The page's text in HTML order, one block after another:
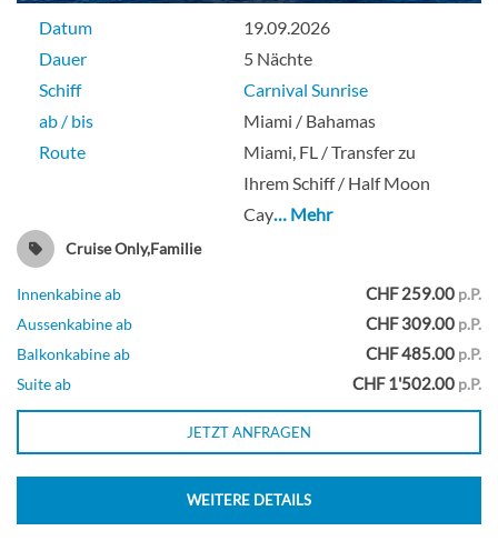
Datum
19.09.2026
Dauer
5 Nächte
Schiff
Carnival Sunrise
ab / bis
Miami / Bahamas
Route
Miami, FL / Transfer zu
Ihrem Schiff / Half Moon
Cay… Mehr
Cruise Only,Familie
Innenkabine ab CHF 259.00 p.P.
Aussenkabine ab
CHF 309.00 p.P.
Balkonkabine ab
CHF 485.00 p.P.
Suite ab
CHF 1'502.00 p.P.
JETZT ANFRAGEN
WEITERE DETAILS